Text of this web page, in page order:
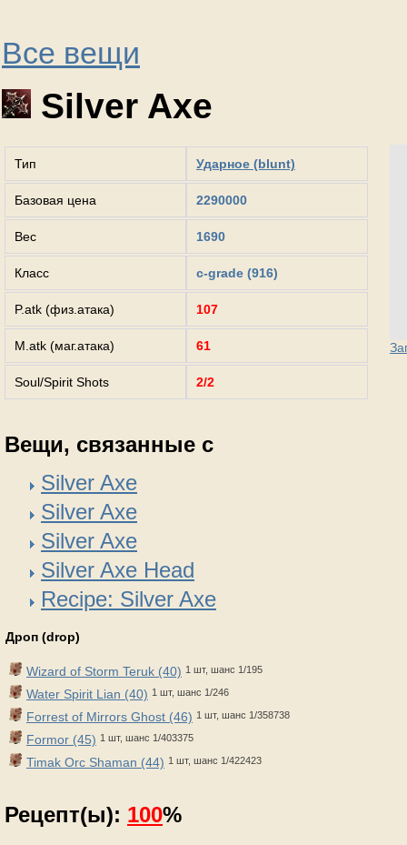
Все вещи
Silver Axe
Тип Ударное (blunt)
Базовая цена 2290000
Вес 1690
Класс c-grade (916)
P.atk (физ.атака) 107
M.atk (маг.атака) 61
Soul/Spirit Shots 2/2
Вещи, связанные с
Silver Axe
Silver Axe
Silver Axe
Silver Axe Head
Recipe: Silver Axe
Дроп (drop)
Wizard of Storm Teruk (40) 1 шт, шанс 1/195
Water Spirit Lian (40) 1 шт, шанс 1/246
Forrest of Mirrors Ghost (46) 1 шт, шанс 1/358738
Formor (45) 1 шт, шанс 1/403375
Timak Orc Shaman (44) 1 шт, шанс 1/422423
Рецепт(ы): 100%